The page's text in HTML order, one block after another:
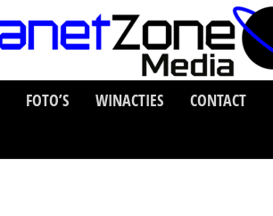
FOTO’S WINACTIES CONTACT